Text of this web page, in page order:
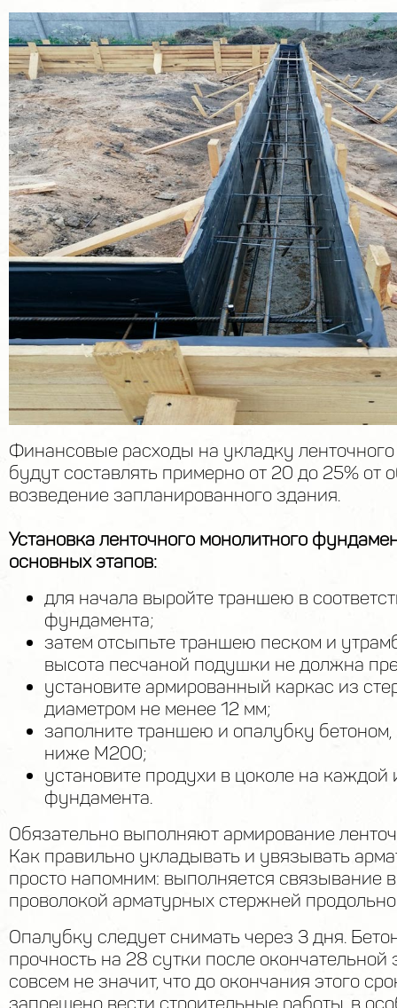
Финансовые расходы на укладку
будут составлять примерно от 20 до 25% от
возведение запланированного здания.
Установка ленточного монолитного
основных этапов:
для начала выройте траншею в
фундамента;
затем отсыпьте траншею песком и
высота песчаной подушки не должна
установите армированный каркас из
диаметром не менее 12 мм;
заполните траншею и опалубку бетоном,
ниже М200;
установите продухи в цоколе на каждой
фундамента.
Обязательно выполняют армирование
Как правильно укладывать и увязывать
просто напомним: выполняется связывание
проволокой арматурных стержней
Опалубку следует снимать через 3 дня.
прочность на 28 сутки после окончательной
совсем не значит, что до окончания этого
запрещено вести строительные работы, в